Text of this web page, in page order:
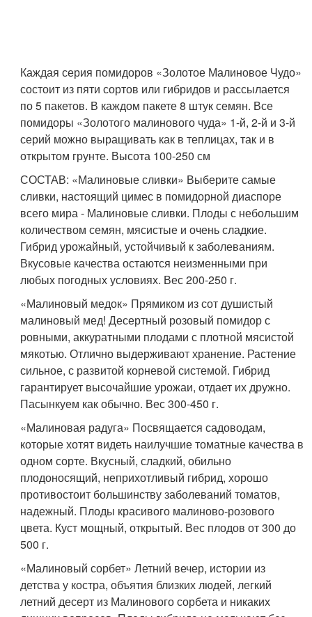
Каждая серия помидоров «Золотое Малиновое Чудо»
состоит из пяти сортов или гибридов и рассылается
по 5 пакетов. В каждом пакете 8 штук семян. Все
помидоры «Золотого малинового чуда» 1-й, 2-й и 3-й
серий можно выращивать как в теплицах, так и в
открытом грунте. Высота 100-250 см
СОСТАВ: «Малиновые сливки» Выберите самые
сливки, настоящий цимес в помидорной диаспоре
всего мира - Малиновые сливки. Плоды с небольшим
количеством семян, мясистые и очень сладкие.
Гибрид урожайный, устойчивый к заболеваниям.
Вкусовые качества остаются неизменными при
любых погодных условиях. Вес 200-250 г.
«Малиновый медок» Прямиком из сот душистый
малиновый мед! Десертный розовый помидор с
ровными, аккуратными плодами с плотной мясистой
мякотью. Отлично выдерживают хранение. Растение
сильное, с развитой корневой системой. Гибрид
гарантирует высочайшие урожаи, отдает их дружно.
Пасынкуем как обычно. Вес 300-450 г.
«Малиновая радуга» Посвящается садоводам,
которые хотят видеть наилучшие томатные качества в
одном сорте. Вкусный, сладкий, обильно
плодоносящий, неприхотливый гибрид, хорошо
противостоит большинству заболеваний томатов,
надежный. Плоды красивого малиново-розового
цвета. Куст мощный, открытый. Вес плодов от 300 до
500 г.
«Малиновый сорбет» Летний вечер, истории из
детства у костра, объятия близких людей, легкий
летний десерт из Малинового сорбета и никаких